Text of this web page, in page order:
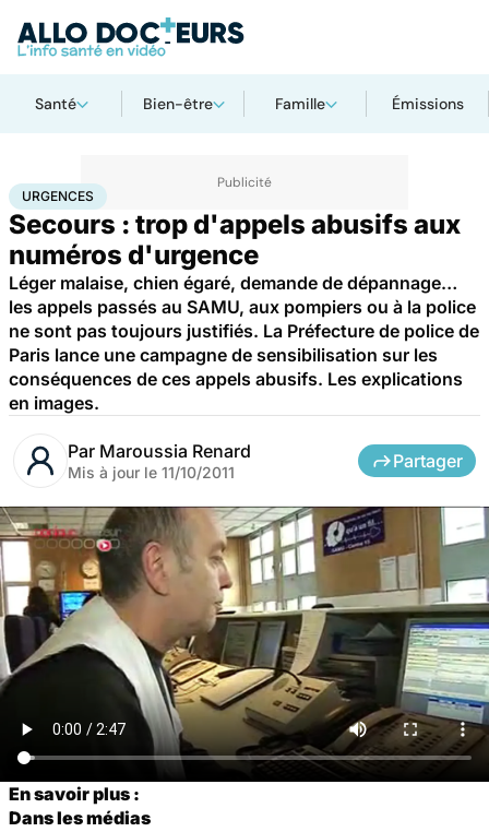
Santé Bien-être Famille Émissions
AccueilSanté Urgences
URGENCES
Secours : trop d'appels abusifs aux
numéros d'urgence
Léger malaise, chien égaré, demande de dépannage…
les appels passés au SAMU, aux pompiers ou à la police
ne sont pas toujours justifiés. La Préfecture de police de
Paris lance une campagne de sensibilisation sur les
conséquences de ces appels abusifs. Les explications
en images.
Par Maroussia Renard
Mis à jour le 11/10/2011
Partager
En savoir plus :
Dans les médias